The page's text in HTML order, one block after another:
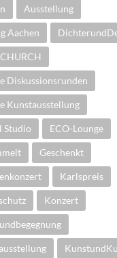
Ausstellung
Aachen
Diskussionsrunden
Kunstausstellung
Studio ECO-Lounge
Geschenkt
Karlspreis
Konzert